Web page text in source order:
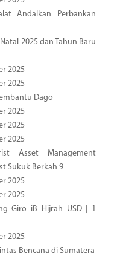
Andalkan Perbankan
2025 dan Tahun Baru
2025
2025
Dago
2025
2025
2025
Asset Management
Sukuk Berkah 9
2025
2025
Giro iB Hijrah USD | 1
2025
Bencana di Sumatera